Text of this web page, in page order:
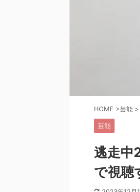
HOME >芸能 >
芸能
逃走中
で視聴